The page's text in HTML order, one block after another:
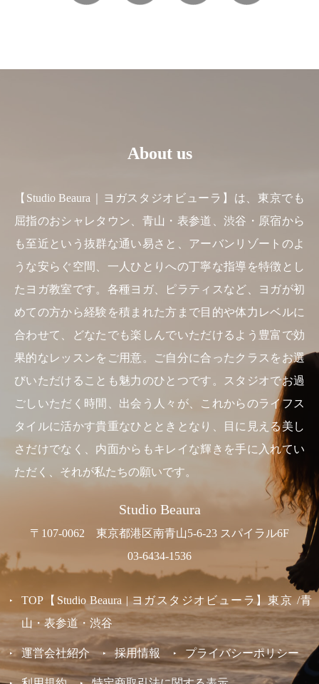
About us
【Studio Beaura｜ヨガスタジオビューラ】は、東京でも
屈指のおシャレタウン、青山・表参道、渋谷・原宿から
も至近という抜群な通い易さと、アーバンリゾートのよ
うな安らぐ空間、一人ひとりへの丁寧な指導を特徴とし
たヨガ教室です。各種ヨガ、ピラティスなど、ヨガが初
めての方から経験を積まれた方まで目的や体力レベルに
合わせて、どなたでも楽しんでいただけるよう豊富で効
果的なレッスンをご用意。ご自分に合ったクラスをお選
びいただけることも魅力のひとつです。スタジオでお過
ごしいただく時間、出会う人々が、これからのライフス
タイルに活かす貴重なひとときとなり、目に見える美し
さだけでなく、内面からもキレイな輝きを手に入れてい
ただく、それが私たちの願いです。
Studio Beaura
〒107-0062 東京都港区南青山5-6-23 スパイラル6F
03-6434-1536
TOP【Studio Beaura | ヨガスタジオビューラ】東京 /青
山・表参道・渋谷
運営会社紹介 採用情報 プライバシーポリシー